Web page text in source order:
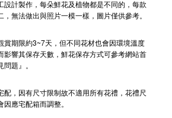
設計製作，每朵鮮花及植物都是不同的，每款
，無法做出與照片一模一樣，圖片僅供參考。
賞期限約3~7天，但不同花材也會因環境溫度
影響其保存天數，鮮花保存方式可參考網站首
題』。
配，因有尺寸限制故不適用所有花禮，花禮尺
應宅配箱而調整。